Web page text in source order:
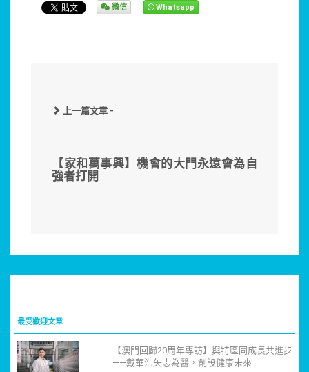
微信 Whatsapp
上一篇文章 -
【家和萬事興】機會的大門永遠會為自
強者打開
最受歡迎文章
【澳門回歸20周年專訪】與特區同成長共進步
——戴華浩矢志為醫，創設健康未來